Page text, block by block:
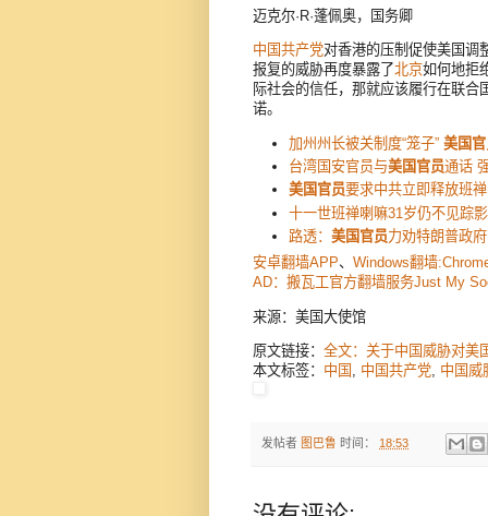
迈克尔·R·蓬佩奥，国务卿
中国共产党对香港的压制促使美国调
报复的威胁再度暴露了北京如何地拒
际社会的信任，那就应该履行在联
诺。
加州州长被关制度“笼子” 美国
台湾国安官员与美国官员通话
美国官员要求中共立即释放班
十一世班禅喇嘛31岁仍不见踪
路透： 美国官员力劝特朗普政
安卓翻墙APP、 Windows翻墙
AD：搬瓦工官方翻墙服务Just My
来源：美国大使馆
原文链接： 全文：关于中国威胁对美
本文标签： 中国 中国共产党 中国威
发帖者 图巴鲁 时间： 18:53